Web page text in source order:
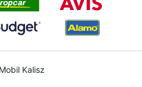
Kalisz